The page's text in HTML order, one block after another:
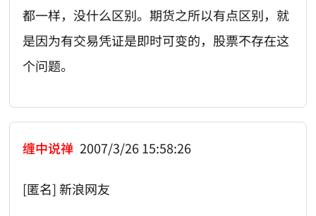
都一样，没什么区别。期货之所以有点区别，就
是因为有交易凭证是即时可变的，股票不存在这
个问题。
缠中说禅 2007/3/26 15:58:26
[匿名] 新浪网友